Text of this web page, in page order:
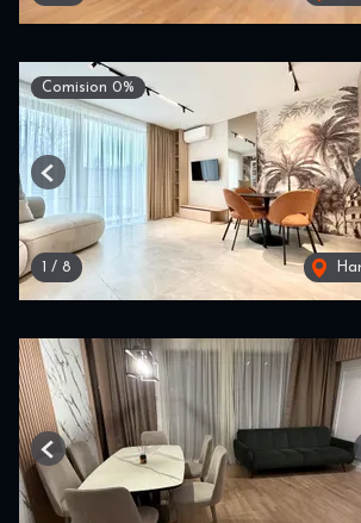
Comision 0%
1 / 8
Previous
Previous